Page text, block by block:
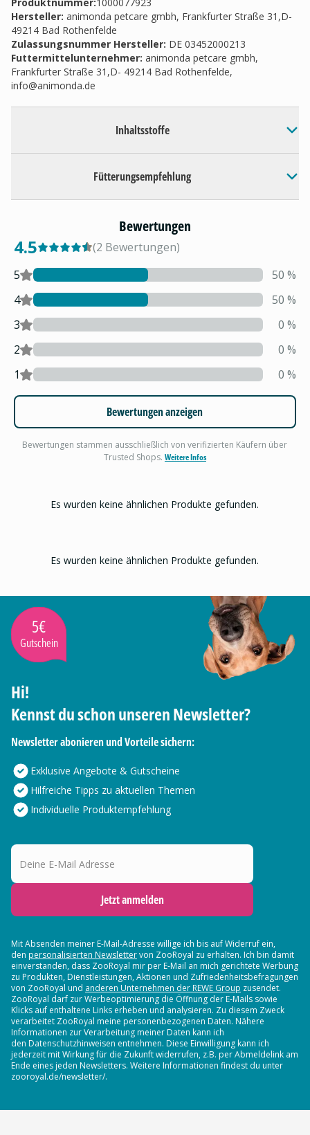
Hersteller: animonda petcare gmbh, Frankfurter Straße 31,D-
49214 Bad Rothenfelde
Zulassungsnummer Hersteller: DE 03452000213
Futtermittelunternehmer: animonda petcare gmbh,
Frankfurter Straße 31,D- 49214 Bad Rothenfelde,
info@animonda.de
Inhaltsstoffe
Fütterungsempfehlung
Bewertungen
4.5 (2 Bewertungen)
5
50 %
4
50 %
3
0 %
2
0 %
1
0 %
Bewertungen anzeigen
Bewertungen stammen ausschließlich von verifizierten Käufern über
Trusted Shops. Weitere Infos
Es wurden keine ähnlichen Produkte gefunden.
Es wurden keine ähnlichen Produkte gefunden.
5€
Gutschein
Hi!
Kennst du schon unseren Newsletter?
Newsletter abonieren und Vorteile sichern:
Exklusive Angebote & Gutscheine
Hilfreiche Tipps zu aktuellen Themen
Individuelle Produktempfehlung
Deine E-Mail Adresse
Jetzt anmelden
Mit Absenden meiner E-Mail-Adresse willige ich bis auf Widerruf ein,
den personalisierten Newslettervon ZooRoyal zu erhalten. Ich bin damit
einverstanden, dass ZooRoyal mir per E-Mail an mich gerichtete Werbung
zu Produkten, Dienstleistungen, Aktionen und Zufriedenheitsbefragungen
von ZooRoyal und anderen Unternehmen der REWE Group zusendet.
ZooRoyal darf zur Werbeoptimierung die Öffnung der E-Mails sowie
Klicks auf enthaltene Links erheben und analysieren. Zu diesem Zweck
verarbeitet ZooRoyal meine personenbezogenen Daten. Nähere
Informationen zur Verarbeitung meiner Daten kann ich
den Datenschutzhinweisen entnehmen. Diese Einwilligung kann ich
jederzeit mit Wirkung für die Zukunft widerrufen, z.B. per Abmeldelink am
Ende eines jeden Newsletters. Weitere Informationen findest du unter
zooroyal.de/newsletter/.